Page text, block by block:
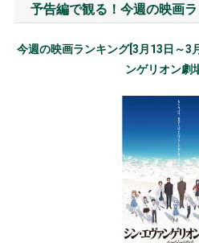
予告編で観る！今週の映画
今週の映画ランキング[3月13日～3
ンゲリオン劇